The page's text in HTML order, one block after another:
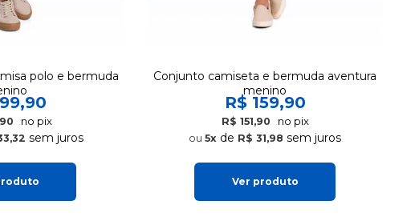
polo e bermuda
no pix
sem juros
Conjunto camiseta e bermuda aventura
menino
R$ 159,90
R$ 151,90 no pix
5xde R$ 31,98 sem juros
Ver produto